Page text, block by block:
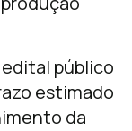
público
estimado
da